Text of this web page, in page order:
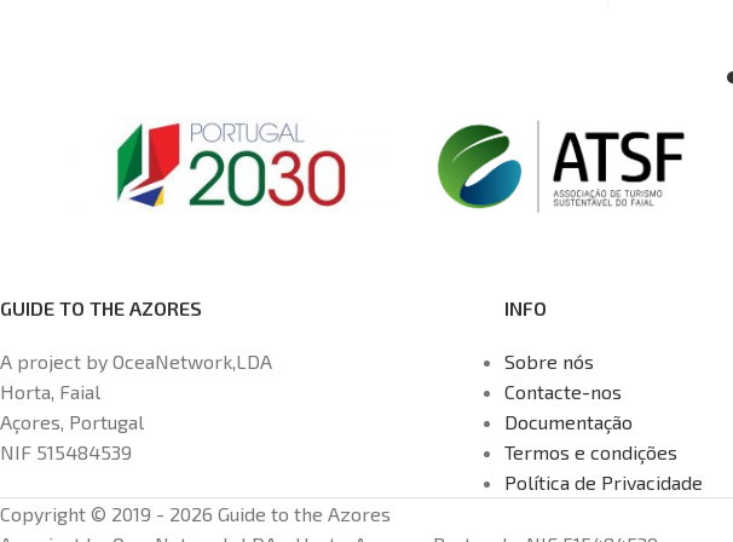
carácter único do Pico.
Acompanhado pelo majestoso
Monte Pico, esta experiência
natureza e cultura.
Horas Ponto de encontro -
Escritório do Tripix Açores
das paisagens da ilha Terceira.
GUIDE TO THE AZORES
A project by OceaNetwork,LDA
Horta, Faial
Açores, Portugal
NIF 515484539
INFO
Sobre nós
Contacte-nos
Documentação
Termos e condições
Política de Privacidade
Copyright © 2019 - 2026 Guide to the Azores